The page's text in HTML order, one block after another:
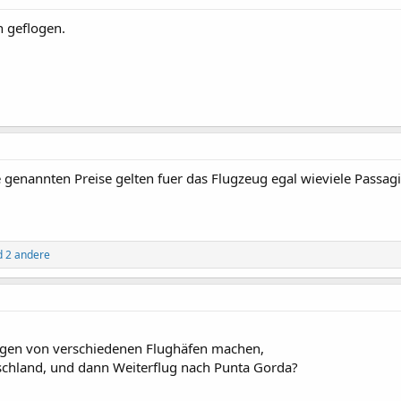
geflogen.
Preise gelten fuer das Flugzeug egal wieviele
2 andere
von verschiedenen Flughäfen machen,
und dann Weiterflug nach Punta Gorda?